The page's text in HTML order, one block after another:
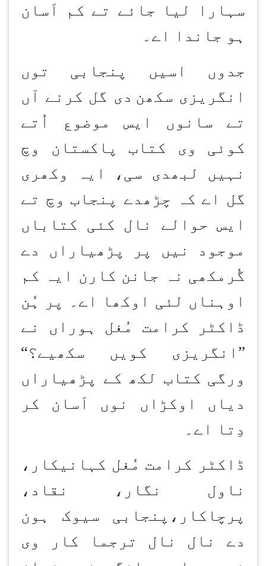
سہارا لیا جائے تے کم اَسان
ہو جاندا اے۔
جدوں اسیں پنجابی توں
انگریزی سکھن دی گل کرنے آں
تے سانوں ایس موضوع اُتے
کوئی وی کتاب پاکستان وچ
نہیں لبھدی سی، ایہ وکھری
گل اے کہ چڑھدے پنجاب وچ تے
ایس حوالے نال کئی کتاباں
موجود نیں پر پڑھیاراں دے
گُرمکھی نہ جانن کارن ایہ کم
اوہناں لئی اوکھا اے۔ پر ہُن
ڈاکٹر کرامت مُغل ہوراں نے
” انگریزی کویں سکھیے؟“
ورگی کتاب لکھ کے پڑھیاراں
دیاں اوکڑاں نوں اَسان کر
دِتا اے۔
ڈاکٹر کرامت مُغل کہانیکار،
ناول نگار، نقاد،
پرچاکار،پنجابی سیوک ہون
دے نال نال ترجما کار وی